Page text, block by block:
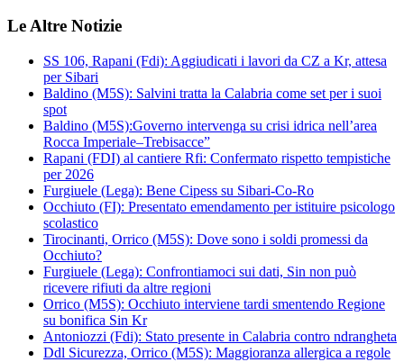
Le Altre Notizie
SS 106, Rapani (Fdi): Aggiudicati i lavori da CZ a Kr, attesa
per Sibari
Baldino (M5S): Salvini tratta la Calabria come set per i suoi
spot
Baldino (M5S):Governo intervenga su crisi idrica nell’area
Rocca Imperiale–Trebisacce”
Rapani (FDI) al cantiere Rfi: Confermato rispetto tempistiche
per 2026
Furgiuele (Lega): Bene Cipess su Sibari-Co-Ro
Occhiuto (FI): Presentato emendamento per istituire psicologo
scolastico
Tirocinanti, Orrico (M5S): Dove sono i soldi promessi da
Occhiuto?
Furgiuele (Lega): Confrontiamoci sui dati, Sin non può
ricevere rifiuti da altre regioni
Orrico (M5S): Occhiuto interviene tardi smentendo Regione
su bonifica Sin Kr
Antoniozzi (Fdi): Stato presente in Calabria contro ndrangheta
Ddl Sicurezza, Orrico (M5S): Maggioranza allergica a regole